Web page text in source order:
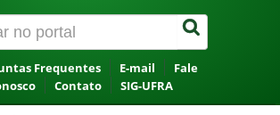
Frequentes E-mail
Fale
Contato SIG-UFRA